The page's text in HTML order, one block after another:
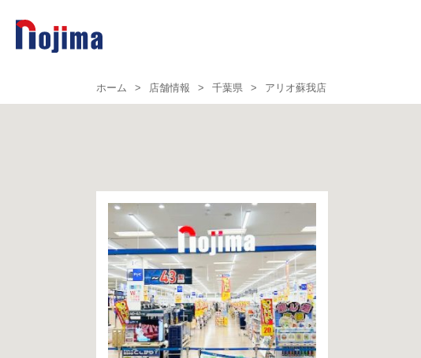
ホーム > 店舗情報 > 千葉県 > アリオ蘇我店